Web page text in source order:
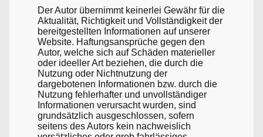
Der Autor übernimmt keinerlei Gewähr für die
Aktualität, Richtigkeit und Vollständigkeit der
bereitgestellten Informationen auf unserer
Website. Haftungsansprüche gegen den
Autor, welche sich auf Schäden materieller
oder ideeller Art beziehen, die durch die
Nutzung oder Nichtnutzung der
dargebotenen Informationen bzw. durch die
Nutzung fehlerhafter und unvollständiger
Informationen verursacht wurden, sind
grundsätzlich ausgeschlossen, sofern
seitens des Autors kein nachweislich